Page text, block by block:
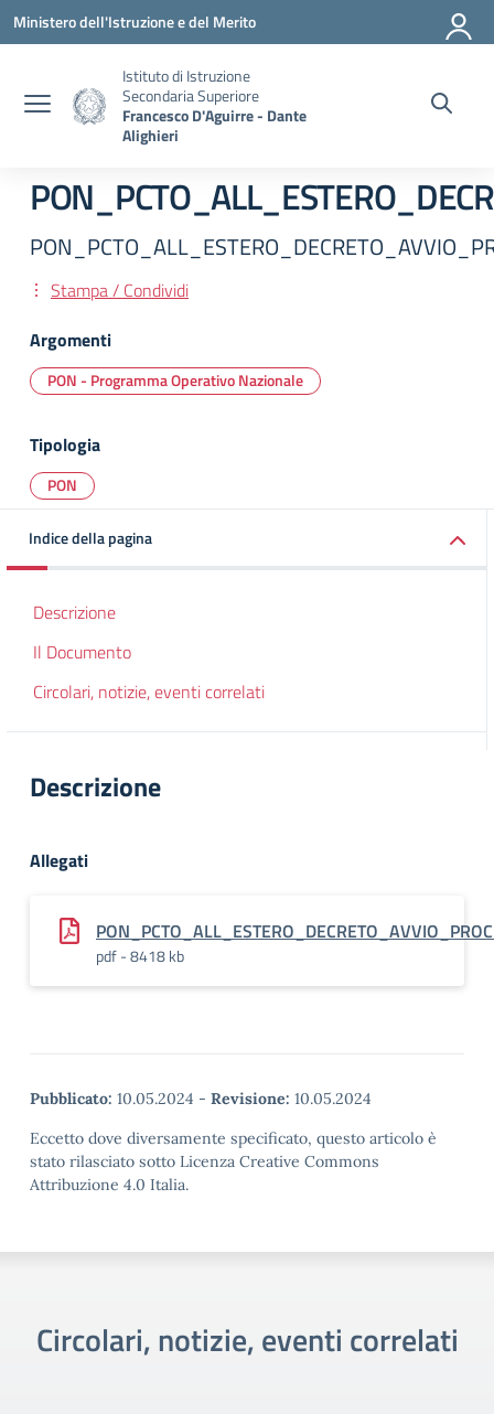
Vai ai contenuti
Vai al menu di navigazione
Vai al footer
Ministero dell'Istruzione e del Merito
Istituto di Istruzione
Secondaria Superiore
Francesco D'Aguirre - Dante
Alighieri
Stampa / Condividi
Argomenti
PON - Programma Operativo Nazionale
Tipologia
PON
Indice della pagina
Descrizione
Il Documento
Circolari, notizie, eventi correlati
Descrizione
Allegati
pdf - 8418 kb
Pubblicato: 10.05.2024 - Revisione: 10.05.2024
Eccetto dove diversamente specificato, questo articolo è
stato rilasciato sotto Licenza Creative Commons
Attribuzione 4.0 Italia.
Circolari, notizie, eventi correlati